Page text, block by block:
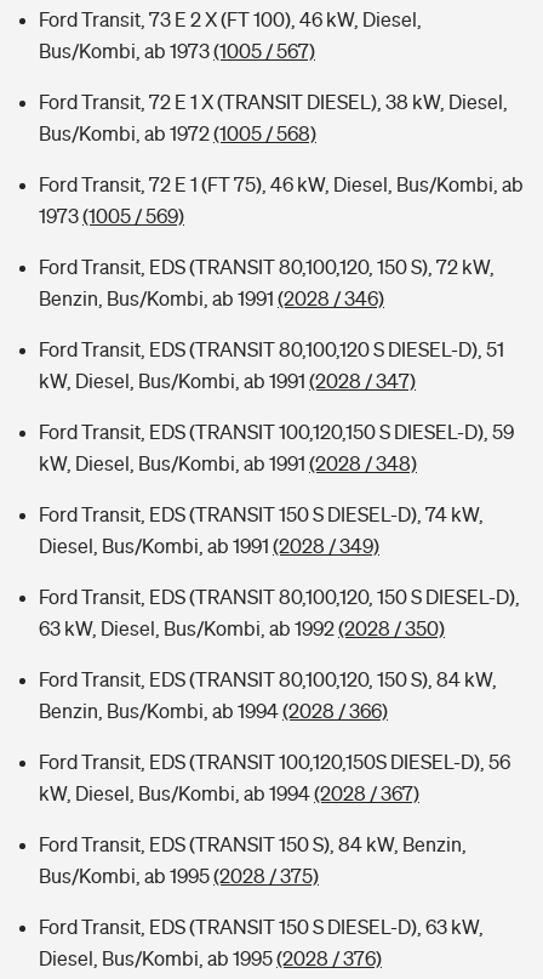
Ford Transit, 73 E 2 X (FT 100), 46 kW, Diesel,
Bus/Kombi, ab 1973(1005 / 567)
Ford Transit, 72 E 1 X (TRANSIT DIESEL), 38 kW, Diesel,
Bus/Kombi, ab 1972(1005 / 568)
Ford Transit, 72 E 1 (FT 75), 46 kW, Diesel, Bus/Kombi, ab
1973(1005 / 569)
Ford Transit, EDS (TRANSIT 80,100,120, 150 S), 72 kW,
Benzin, Bus/Kombi, ab 1991 (2028 / 346)
Ford Transit, EDS (TRANSIT 80,100,120 S DIESEL-D), 51
kW, Diesel, Bus/Kombi, ab 1991 (2028 / 347)
Ford Transit, EDS (TRANSIT 100,120,150 S DIESEL-D), 59
kW, Diesel, Bus/Kombi, ab 1991 (2028 / 348)
Ford Transit, EDS (TRANSIT 150 S DIESEL-D), 74 kW,
Diesel, Bus/Kombi, ab 1991 (2028 / 349)
Ford Transit, EDS (TRANSIT 80,100,120, 150 S DIESEL-D),
63 kW, Diesel, Bus/Kombi, ab 1992(2028 / 350)
Ford Transit, EDS (TRANSIT 80,100,120, 150 S), 84 kW,
Benzin, Bus/Kombi, ab 1994(2028 / 366)
Ford Transit, EDS (TRANSIT 100,120,150S DIESEL-D), 56
kW, Diesel, Bus/Kombi, ab 1994(2028 / 367)
Ford Transit, EDS (TRANSIT 150 S), 84 kW, Benzin,
Bus/Kombi, ab 1995(2028 / 375)
Ford Transit, EDS (TRANSIT 150 S DIESEL-D), 63 kW,
Diesel, Bus/Kombi, ab 1995(2028 / 376)